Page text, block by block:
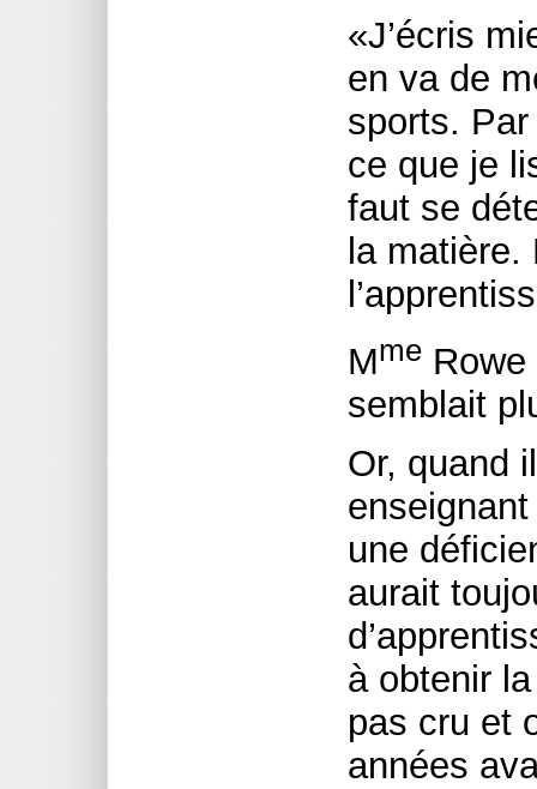
«J’écris
en va de
sports.
ce que je
faut se
la
Mme
semblait
Or, quand
une
aurait
à obtenir
pas cru et
années